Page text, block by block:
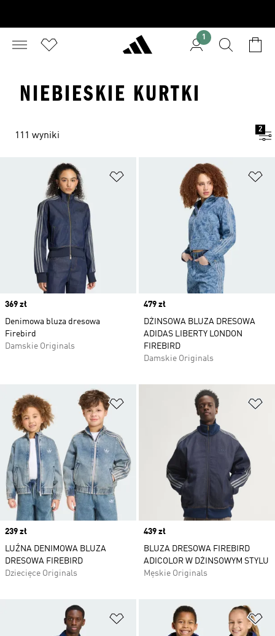
1
NIEBIESKIE KURTKI
111 wyniki
2
Dodaj do listy życzeń
Price
369 zł
Denimowa bluza dresowa
Firebird
Damskie Originals
Price
479 zł
DŻINSOWA BLUZA DRESOWA
ADIDAS LIBERTY LONDON
FIREBIRD
Damskie Originals
Dodaj do listy życzeń
Price
239 zł
LUŹNA DENIMOWA BLUZA
DRESOWA FIREBIRD
Dziecięce Originals
Price
439 zł
BLUZA DRESOWA FIREBIRD
ADICOLOR W DŻINSOWYM STYLU
Męskie Originals
Dodaj do listy życzeń